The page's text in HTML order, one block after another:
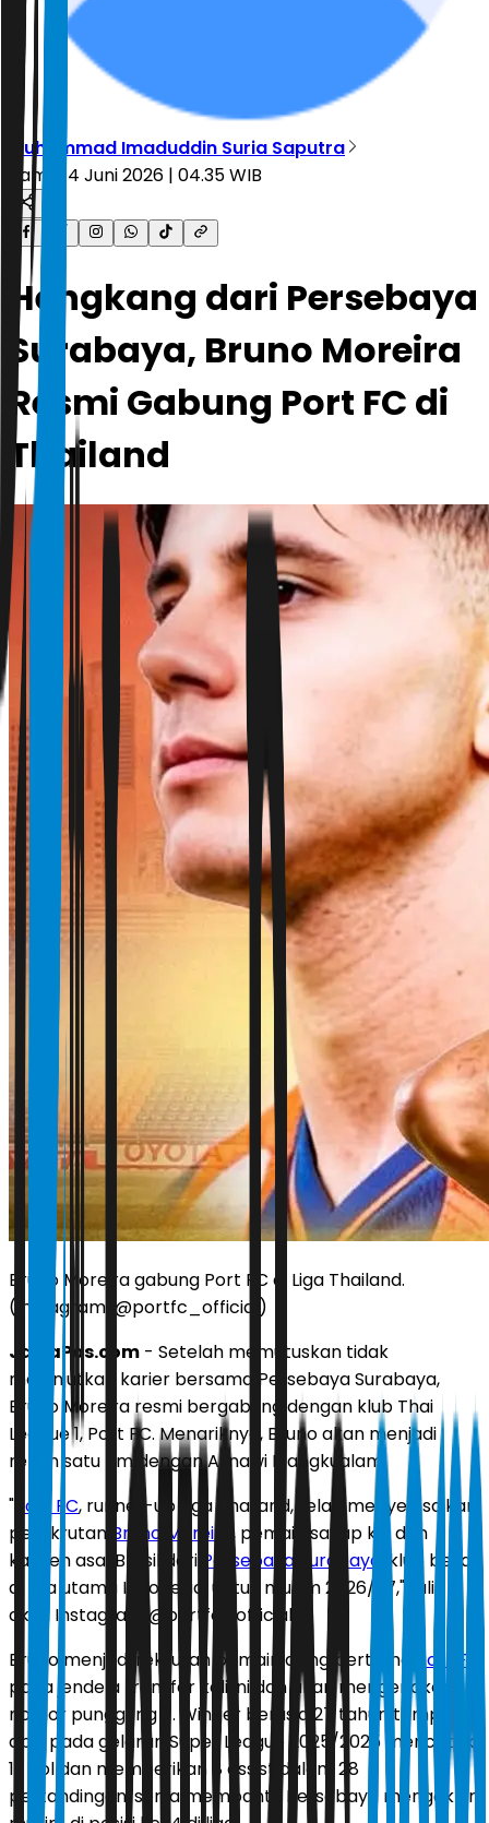
Muhammad Imaduddin Suria Saputra
Kamis, 4 Juni 2026 | 04.35 WIB
Hengkang dari Persebaya
Surabaya, Bruno Moreira
Resmi Gabung Port FC di
Thailand
Bruno Moreira gabung Port FC di Liga Thailand.
(Instagram/@portfc_official)
JawaPos.com - Setelah memutuskan tidak
melanjutkan karier bersama Persebaya Surabaya,
Bruno Moreira resmi bergabung dengan klub Thai
League 1, Port FC. Menariknya, Bruno akan menjadi
rekan satu tim dengan Asnawi Mangkualam.
" Port FC, runner-up Liga Thailand, telah menyelesaikan
perekrutan Bruno Moreira , pemain sayap kiri dan
kapten asal Brasil dari Persebaya Surabaya
, klub besar
di liga utama Indonesia, untuk musim 2026/27," tulis
akun Instagram @portfc_official.
Bruno menjadi rekrutan pemain asing pertama
Port FC
pada jendela transfer kali ini dan akan mengenakan
nomor punggung 11. Winger berusia 27 tahun tampil
apik pada gelaran Super League 2025/2025 mencetak
12 gol dan memberikan 8 assist dalam 28
pertandingan, serta membantu Persebaya mengakhiri